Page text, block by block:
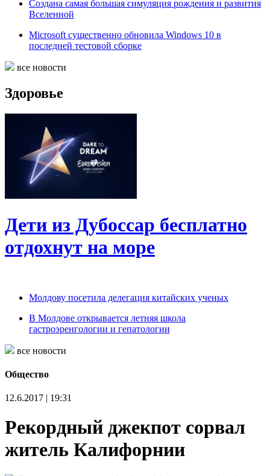
Создана самая большая симуляция рождения и развития
Вселенной
Microsoft существенно обновила Windows 10 в
последней тестовой сборке
все новости
Здоровье
Дети из Дубоссар бесплатно
отдохнут на море
Молдову посетила делегация китайских ученых
В Молдове открывается летняя школа
гастроэренгологии и гепатологии
все новости
Общество
12.6.2017 | 19:31
Рекордный джекпот сорвал
житель Калифорнии